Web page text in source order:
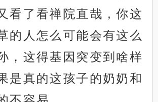
看了看禅院直哉，你这
的人怎么可能会有这么
，这得基因突变到啥样
是真的这孩子的奶奶和